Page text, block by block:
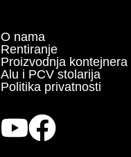
O nama
Rentiranje
Proizvodnja kontejnera
Alu i PCV stolarija
Politika privatnosti